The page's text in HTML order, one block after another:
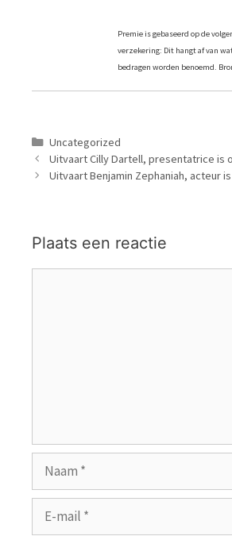
Premie is gebaseerd op de
verzekering: Dit hangt af van
bedragen worden benoemd.
Categorieën
Uncategorized
Uitvaart Cilly Dartell, presentatrice is
Uitvaart Benjamin Zephaniah, acteur
Plaats een reactie
mail